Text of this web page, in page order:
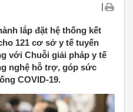
|
lắp đặt hệ thống kết
121 cơ sở y tế tuyến
với Chuỗi giải pháp y tế
nghệ hỗ trợ, góp sức
COVID-19.